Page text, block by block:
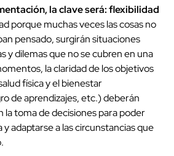
la clave será: flexibilidad
porque muchas veces las cosas no
pensado, surgirán situaciones
y dilemas que no se cubren en una
la claridad de los objetivos
física y el bienestar
de aprendizajes, etc.) deberán
la toma de decisiones para poder
y adaptarse a las circunstancias que